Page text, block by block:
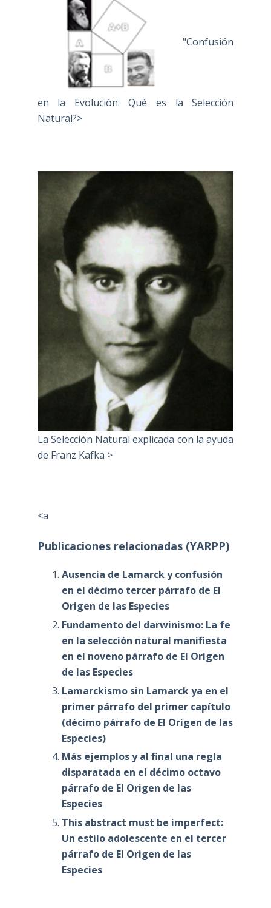
"Confusión
en la Evolución: Qué es la Selección
Natural?>
La Selección Natural explicada con la ayuda
de Franz Kafka >
<a
Publicaciones relacionadas (YARPP)
Ausencia de Lamarck y confusión
en el décimo tercer párrafo de El
Origen de las Especies
Fundamento del darwinismo: La fe
en la selección natural manifiesta
en el noveno párrafo de El Origen
de las Especies
Lamarckismo sin Lamarck ya en el
primer párrafo del primer capítulo
(décimo párrafo de El Origen de las
Especies)
Más ejemplos y al final una regla
disparatada en el décimo octavo
párrafo de El Origen de las
Especies
This abstract must be imperfect:
Un estilo adolescente en el tercer
párrafo de El Origen de las
Especies